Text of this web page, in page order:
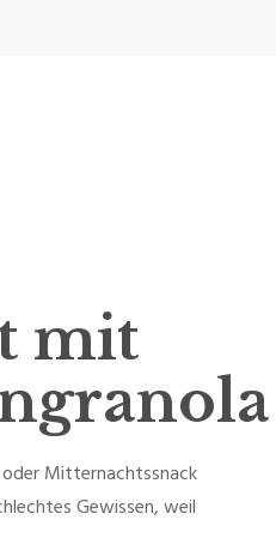
mit
oder Mitternachtssnack
Gewissen, weil